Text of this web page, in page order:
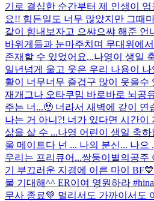
기로 결심한 순간부터 제 인생이
요!! 힘든일도 너무 많았지만 그때
같이 힘내보자고 으쌰으쌰 해준 언
바위게들과 눈마주치며 무대위에
존재할 수 있었어요...나영이 생일
일년넘게 울고 웃은 우리 나용이
활이 너무너무 즐겁구 많이 웃을수
재개그나 오타쿠밈 바로바로 뇌공
주는 너...🥹 너라서 새벽에 같이 연
나는 거 아니?! 너가 있다면 시간이
삶을 살 수 ...나영 어린이 생일 축
울 메이트다 넌 ... 나의 분신... 나으
우리는 프리큐어...쌍둥이별의공주
기 부끄러운 지경에 이른 마이
물 기대해^^ ER이여 영원하라 #hina
무사 종료💚 멀리서도 가까이서도